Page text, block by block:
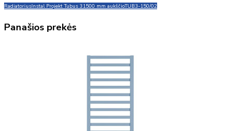
RadiatoriusInstal Projekt Tubus 31500 mm aukščioTUB3-150/02
Panašios prekės